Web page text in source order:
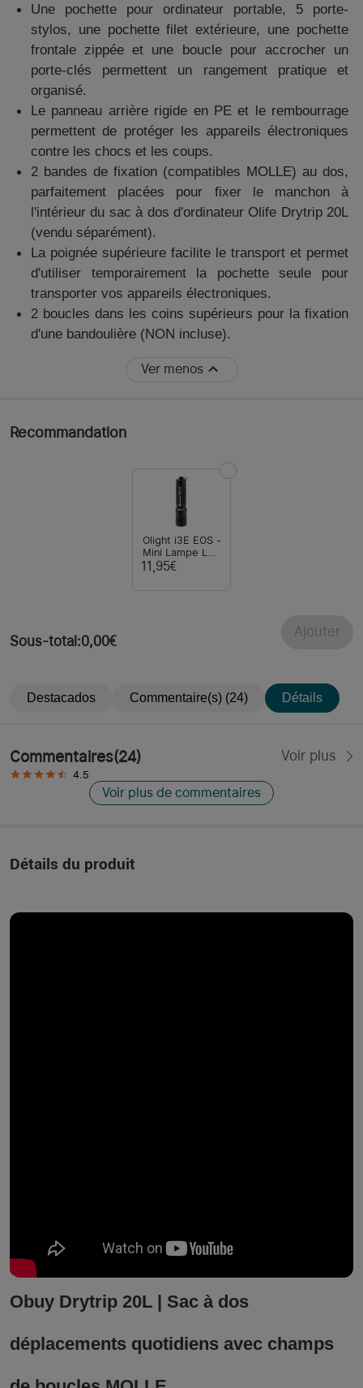
Une pochette pour ordinateur portable, 5 porte-
stylos, une pochette filet extérieure, une pochette
frontale zippée et une boucle pour accrocher un
porte-clés permettent un rangement pratique et
organisé.
Le panneau arrière rigide en PE et le rembourrage
permettent de protéger les appareils électroniques
contre les chocs et les coups.
2 bandes de fixation (compatibles MOLLE) au dos,
parfaitement placées pour fixer le manchon à
l'intérieur du sac à dos d'ordinateur Olife Drytrip 20L
(vendu séparément).
La poignée supérieure facilite le transport et permet
d'utiliser temporairement la pochette seule pour
transporter vos appareils électroniques.
2 boucles dans les coins supérieurs pour la fixation
d'une bandoulière (NON incluse).
Ver menos
Recommandation
Olight i3E EOS -
Mini Lampe LED
Porte-clés 90
11,95€
Sous-total:0,00€
Ajouter
Destacados Commentaire(s) (24) Détails
Commentaires(24) Voir plus
4.5
Voir plus de commentaires
Détails du produit
Obuy Drytrip 20L | Sac à dos
déplacements quotidiens avec champs